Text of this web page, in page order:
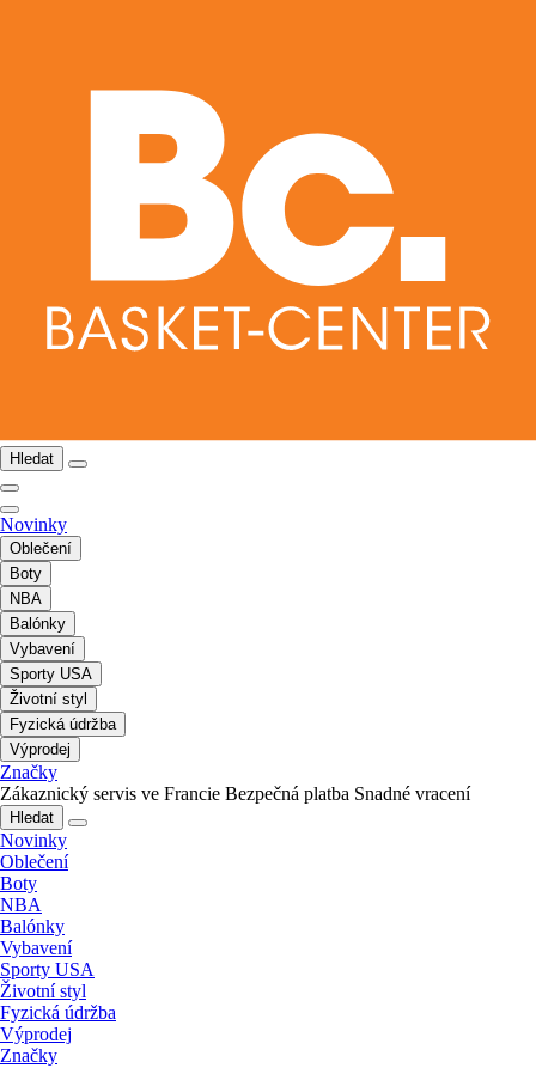
Hledat
Novinky
Oblečení
Boty
NBA
Balónky
Vybavení
Sporty USA
Životní styl
Fyzická údržba
Výprodej
Značky
Zákaznický servis ve Francie Bezpečná platba Snadné vracení
Hledat
Novinky
Oblečení
Boty
NBA
Balónky
Vybavení
Sporty USA
Životní styl
Fyzická údržba
Výprodej
Značky